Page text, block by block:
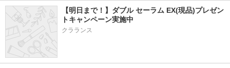
5.3
13635件
エッセンスイン ク
【明日まで！】ダブル セーラム EX(現品)プレゼン
トキャンペーン実施中
クラランス